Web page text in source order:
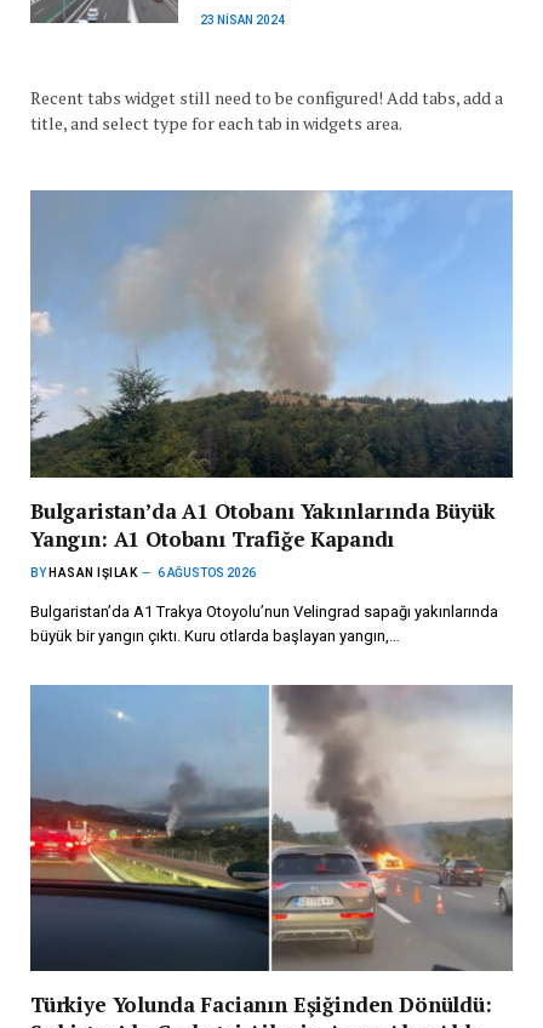
23 NISAN 2024
Recent tabs widget still need to be configured! Add tabs, add a
title, and select type for each tab in widgets area.
Bulgaristan’da A1 Otobanı Yakınlarında Büyük
Yangın: A1 Otobanı Trafiğe Kapandı
BY HASAN IŞILAK 6 AĞUSTOS 2026
Bulgaristan’da A1 Trakya Otoyolu’nun Velingrad sapağı yakınlarında
büyük bir yangın çıktı. Kuru otlarda başlayan yangın,…
Türkiye Yolunda Facianın Eşiğinden Dönüldü: